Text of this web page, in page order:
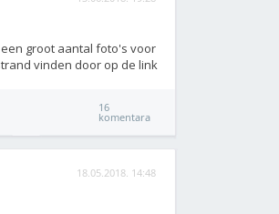
groot aantal foto's voor
vinden door op de link
16
komentara
18.05.2018. 14:48